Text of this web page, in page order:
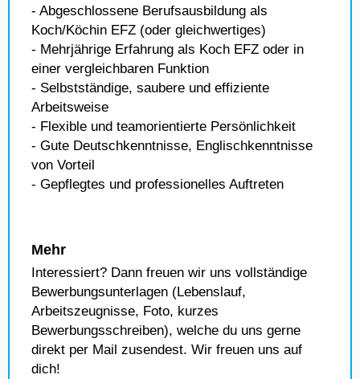
- Abgeschlossene Berufsausbildung als
Koch/Köchin EFZ (oder gleichwertiges)
- Mehrjährige Erfahrung als Koch EFZ oder in
einer vergleichbaren Funktion
- Selbstständige, saubere und effiziente
Arbeitsweise
- Flexible und teamorientierte Persönlichkeit
- Gute Deutschkenntnisse, Englischkenntnisse
von Vorteil
- Gepflegtes und professionelles Auftreten
Mehr
Interessiert? Dann freuen wir uns vollständige
Bewerbungsunterlagen (Lebenslauf,
Arbeitszeugnisse, Foto, kurzes
Bewerbungsschreiben), welche du uns gerne
direkt per Mail zusendest. Wir freuen uns auf
dich!